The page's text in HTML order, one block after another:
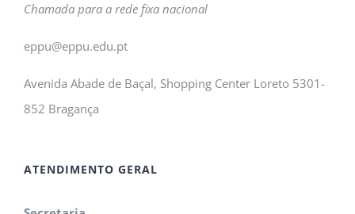
Chamada para a rede fixa nacional
eppu@eppu.edu.pt
Avenida Abade de Baçal, Shopping Center Loreto 5301-
852 Bragança
ATENDIMENTO GERAL